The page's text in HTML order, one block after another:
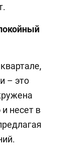
– это
несет в